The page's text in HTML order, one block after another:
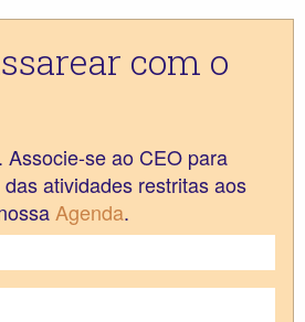
com o
Associe-se ao CEO para
atividades restritas aos
Agenda.